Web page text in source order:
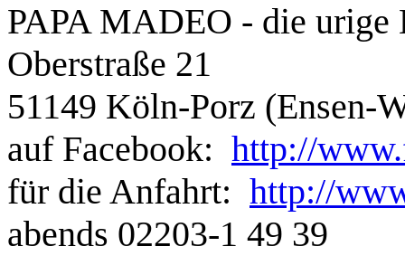
PAPA MADEO - die
Oberstraße 21
51149 Köln-Porz (Ensen-
auf Facebook: http://
für die Anfahrt: http://
abends 02203-1 49 39